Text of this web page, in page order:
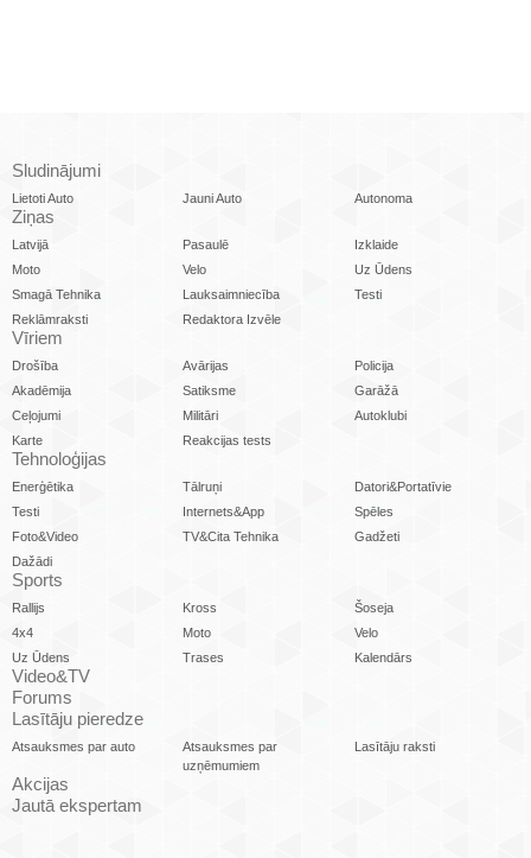
Sludinājumi
Lietoti Auto Jauni Auto Autonoma
Ziņas
Latvijā Pasaulē
Izklaide
Moto
Velo
Uz Ūdens
Smagā Tehnika
Lauksaimniecība
Testi
Reklāmraksti
Redaktora Izvēle
Vīriem
Drošība Avārijas
Policija
Akadēmija
Satiksme
Garāžā
Ceļojumi
Militāri
Autoklubi
Karte
Reakcijas tests
Tehnoloģijas
Enerģētika Tālruņi
Datori&Portatīvie
Testi
Internets&App
Spēles
Foto&Video
TV&Cita Tehnika
Gadžeti
Dažādi
Sports
Rallijs Kross
Šoseja
4x4
Moto
Velo
Uz Ūdens
Trases Kalendārs
Video&TV
Forums
Lasītāju pieredze
Atsauksmes par auto
Atsauksmes par
uzņēmumiem
Lasītāju raksti
Akcijas
Jautā ekspertam